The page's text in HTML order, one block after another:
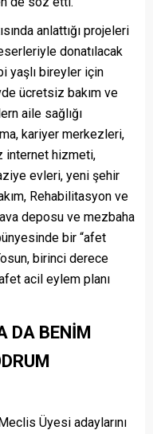
anlattığı projeleri
donatılacak
yaşlı bireyler için
ücretsiz bakım ve
aile sağlığı
kariyer merkezleri,
internet hizmeti,
evleri, yeni şehir
Rehabilitasyon ve
deposu ve mezbaha
bir “afet
birinci derece
acil eylem planı
DA BENİM
Üyesi adaylarını